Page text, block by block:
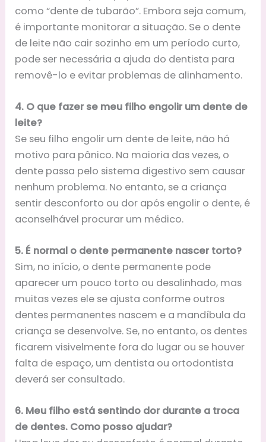
como “dente de tubarão”. Embora seja comum,
é importante monitorar a situação. Se o dente
de leite não cair sozinho em um período curto,
pode ser necessária a ajuda do dentista para
removê-lo e evitar problemas de alinhamento.
4. O que fazer se meu filho engolir um dente de
leite?
Se seu filho engolir um dente de leite, não há
motivo para pânico. Na maioria das vezes, o
dente passa pelo sistema digestivo sem causar
nenhum problema. No entanto, se a criança
sentir desconforto ou dor após engolir o dente, é
aconselhável procurar um médico.
5. É normal o dente permanente nascer torto?
Sim, no início, o dente permanente pode
aparecer um pouco torto ou desalinhado, mas
muitas vezes ele se ajusta conforme outros
dentes permanentes nascem e a mandíbula da
criança se desenvolve. Se, no entanto, os dentes
ficarem visivelmente fora do lugar ou se houver
falta de espaço, um dentista ou ortodontista
deverá ser consultado.
6. Meu filho está sentindo dor durante a troca
de dentes. Como posso ajudar?